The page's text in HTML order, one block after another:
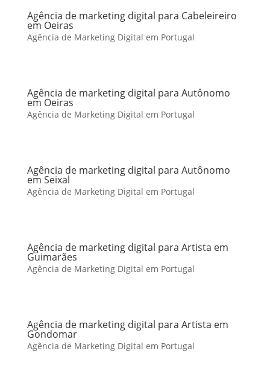
Agência de marketing digital para Cabeleireiro
em Oeiras
Agência de Marketing Digital em Portugal
Agência de marketing digital para Autônomo
em Oeiras
Agência de Marketing Digital em Portugal
Agência de marketing digital para Autônomo
em Seixal
Agência de Marketing Digital em Portugal
Agência de marketing digital para Artista em
Guimarães
Agência de Marketing Digital em Portugal
Agência de marketing digital para Artista em
Gondomar
Agência de Marketing Digital em Portugal